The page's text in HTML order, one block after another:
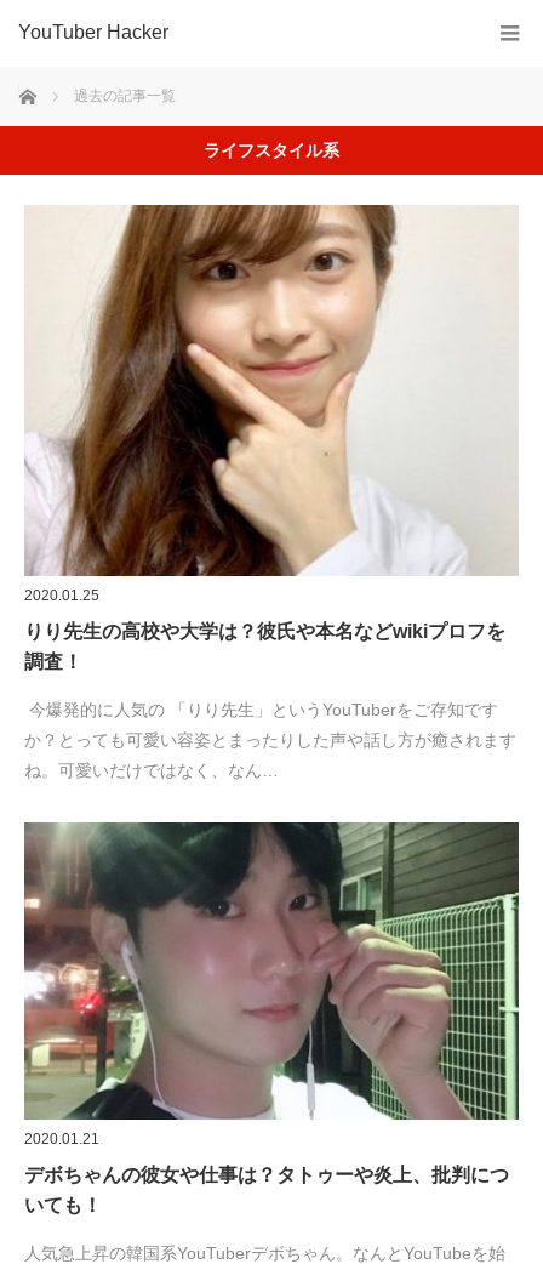
YouTuber Hacker
ホーム 過去の記事一覧
ライフスタイル系
2020.01.25
りり先生の高校や大学は？彼氏や本名などwikiプロフを
調査！
今爆発的に人気の 「りり先生」というYouTuberをご存知です
か？とっても可愛い容姿とまったりした声や話し方が癒されます
ね。可愛いだけではなく、なん…
2020.01.21
デボちゃんの彼女や仕事は？タトゥーや炎上、批判につ
いても！
人気急上昇の韓国系YouTuberデボちゃん。なんとYouTubeを始